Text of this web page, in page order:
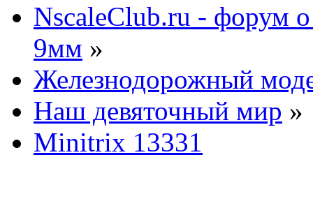
NscaleClub.ru - форум
9мм »
Железнодорожный
Наш девяточный мир »
Minitrix 13331